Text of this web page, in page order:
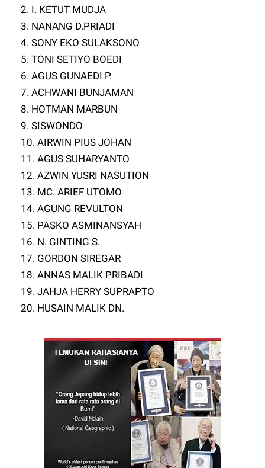
2. I. KETUT MUDJA
3. NANANG D.PRIADI
4. SONY EKO SULAKSONO
5. TONI SETIYO BOEDI
6. AGUS GUNAEDI P.
7. ACHWANI BUNJAMAN
8. HOTMAN MARBUN
9. SISWONDO
10. AIRWIN PIUS JOHAN
11. AGUS SUHARYANTO
12. AZWIN YUSRI NASUTION
13. MC. ARIEF UTOMO
14. AGUNG REVULTON
15. PASKO ASMINANSYAH
16. N. GINTING S.
17. GORDON SIREGAR
18. ANNAS MALIK PRIBADI
19. JAHJA HERRY SUPRAPTO
20. HUSAIN MALIK DN.